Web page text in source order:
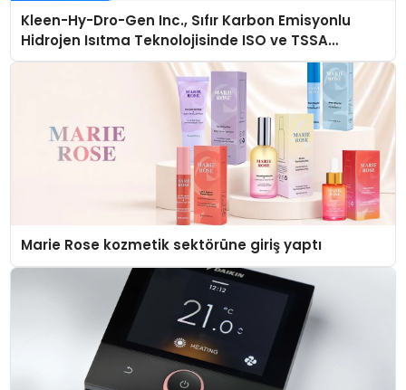
Kleen-Hy-Dro-Gen Inc., Sıfır Karbon Emisyonlu
Hidrojen Isıtma Teknolojisinde ISO ve TSSA
Düzenleyici Onaylarını Aldı
Marie Rose kozmetik sektörüne giriş yaptı